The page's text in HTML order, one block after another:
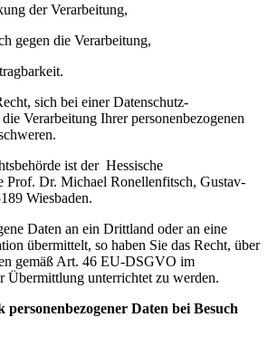
der Verarbeitung,
gegen die Verarbeitung,
sich bei einer Datenschutz-
Verarbeitung Ihrer personenbezogenen
ist der Hessische
Prof. Dr. Michael Ronellenfitsch, Gustav-
Wiesbaden.
Daten an ein Drittland oder an eine
übermittelt, so haben Sie das Recht, über
gemäß Art. 46 EU-DSGVO im
Übermittlung unterrichtet zu werden.
Daten bei Besuch